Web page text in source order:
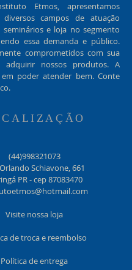
Etmos, apresentamos
campos de atuação
seminários e loja no segmento
essa demanda e público.
comprometidos com sua
adquirir nossos produtos. A
em poder atender bem. Conte
(44)998321073
Schiavone, 661
PR - cep87083470
Visite nossa loja
de troca e reembolso
Política de entrega